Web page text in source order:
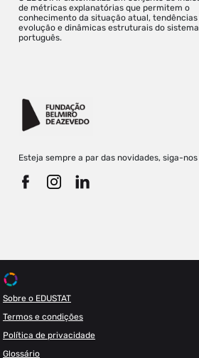
de métricas explanatórias que permitem o
conhecimento da situação atual, tendências
evolução e dinâmicas estruturais do
português.
Esteja sempre a par das novidades, siga-
Sobre o EDUSTAT
Termos e condições
Política de privacidade
Glossário